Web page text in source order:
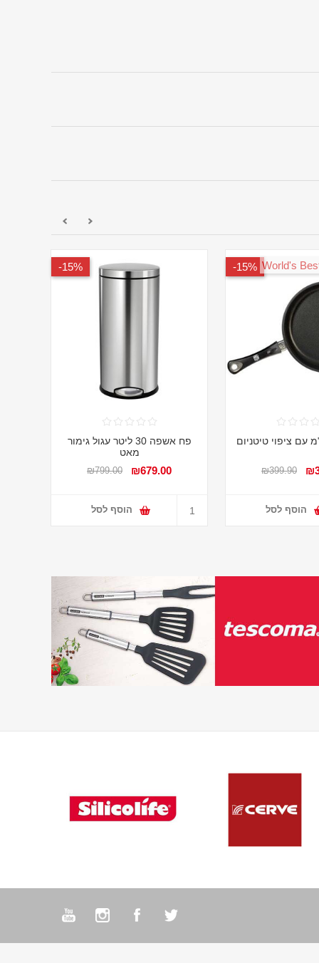
15%-
₪399.90
הוסף לסל
15%-
פח אשפה 30 ליטר עגול גימור
מאט
₪679.00
₪799.00
הוסף לסל